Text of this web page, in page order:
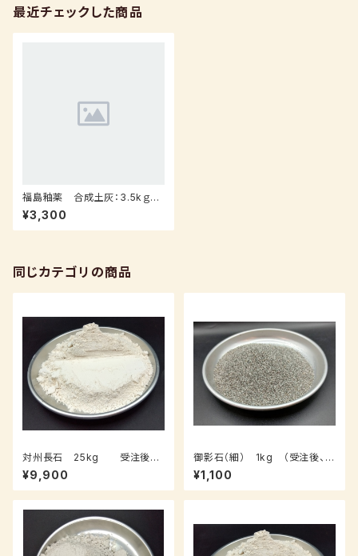
最近チェックした商品
福島釉薬 合成土灰：3.5kｇ
（送料込み：レターパックプラス）
¥3,300
同じカテゴリの商品
対州長石 25kg 受注後3
～10日後発送
¥9,900
御影石（細） 1kg （受注後、7
～14日後発送）
¥1,100